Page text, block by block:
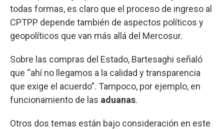
todas formas, es claro que el proceso de ingreso al
CPTPP depende también de aspectos políticos y
geopolíticos que van más allá del Mercosur.
Sobre las compras del Estado, Bartesaghi señaló
que “ahí no llegamos a la calidad y transparencia
que exige el acuerdo”. Tampoco, por ejemplo, en
funcionamiento de las aduanas.
Otros dos temas están bajo consideración en este